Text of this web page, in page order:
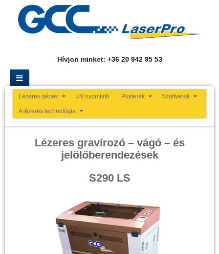
Hívjon minket: +36 20 942 95 53
Lézeres gépek UV nyomtató Plotterek Szoftverek
A lézeres technológia
Lézeres gravírozó – vágó – és
jelölőberendezések
S290 LS